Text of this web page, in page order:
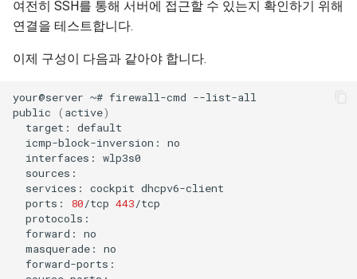
여전히 SSH를 통해 서버에 접근할 수 있는지 확인하기 위해
연결을 테스트합니다.
이제 구성이 다음과 같아야 합니다.
your@server ~# firewall-cmd --list-all
public
( active)
target:
icmp-block-inversion:
interfaces:
services:
cockpit
ports:
80/tcp 443
forward:
masquerade: